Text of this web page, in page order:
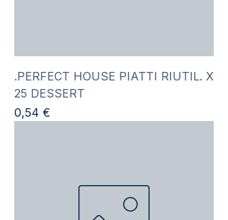
.PERFECT HOUSE PIATTI RIUTIL. X
25 DESSERT
Prezzo
0,54 €